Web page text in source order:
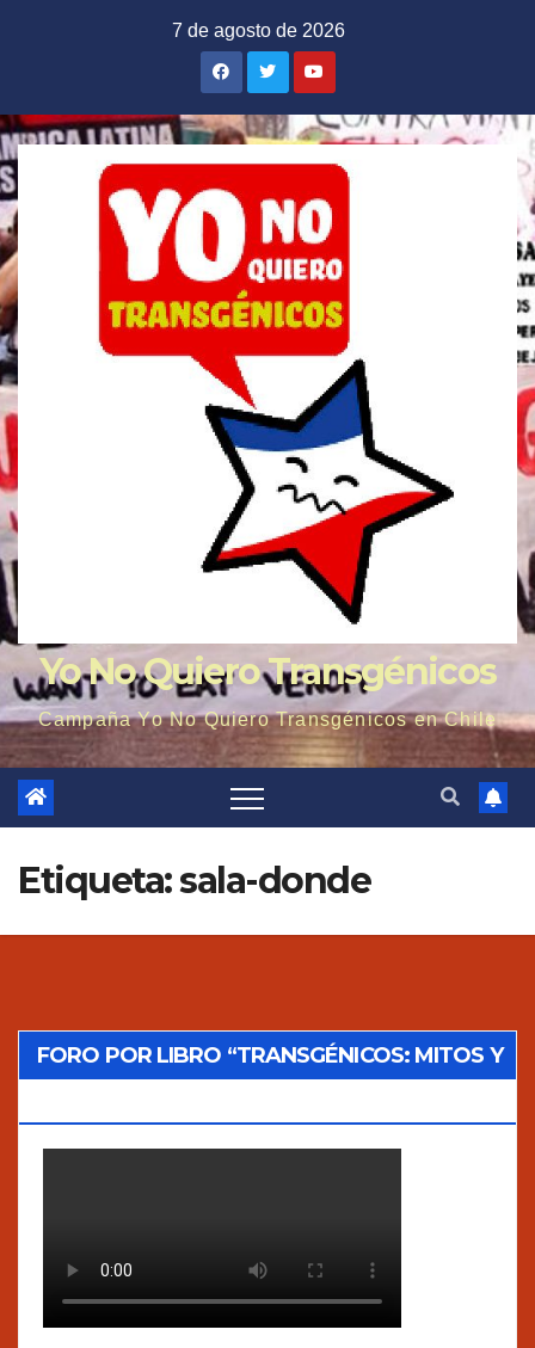
7 de agosto de 2026
Yo No Quiero Transgénicos
Campaña Yo No Quiero Transgénicos en Chile
Etiqueta: sala-donde
FORO POR LIBRO “TRANSGÉNICOS: MITOS Y